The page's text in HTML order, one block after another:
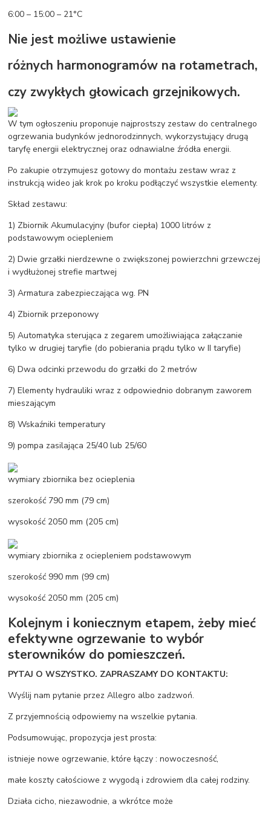
6:00 – 15:00 – 21°C
Nie jest możliwe ustawienie
różnych harmonogramów na rotametrach,
czy zwykłych głowicach grzejnikowych.
W tym ogłoszeniu proponuje najprostszy zestaw do centralnego
ogrzewania budynków jednorodzinnych, wykorzystujący drugą
taryfę energii elektrycznej oraz odnawialne źródła energii.
Po zakupie otrzymujesz gotowy do montażu zestaw wraz z
instrukcją wideo jak krok po kroku podłączyć wszystkie elementy.
Skład zestawu:
1) Zbiornik Akumulacyjny (bufor ciepła) 1000 litrów z
podstawowym ociepleniem
2) Dwie grzałki nierdzewne o zwiększonej powierzchni grzewczej
i wydłużonej strefie martwej
3) Armatura zabezpieczająca wg. PN
4) Zbiornik przeponowy
5) Automatyka sterująca z zegarem umożliwiająca załączanie
tylko w drugiej taryfie (do pobierania prądu tylko w II taryfie)
6) Dwa odcinki przewodu do grzałki do 2 metrów
7) Elementy hydrauliki wraz z odpowiednio dobranym zaworem
mieszającym
8) Wskaźniki temperatury
9) pompa zasilająca 25/40 lub 25/60
wymiary zbiornika bez ocieplenia
szerokość 790 mm (79 cm)
wysokość 2050 mm (205 cm)
wymiary zbiornika z ociepleniem podstawowym
szerokość 990 mm (99 cm)
wysokość 2050 mm (205 cm)
Kolejnym i koniecznym etapem, żeby mieć
efektywne ogrzewanie to wybór
sterowników do pomieszczeń.
PYTAJ O WSZYSTKO. ZAPRASZAMY DO KONTAKTU:
Wyślij nam pytanie przez Allegro albo zadzwoń.
Z przyjemnością odpowiemy na wszelkie pytania.
Podsumowując, propozycja jest prosta:
istnieje nowe ogrzewanie, które łączy : nowoczesność,
małe koszty całościowe z wygodą i zdrowiem dla całej rodziny.
Działa cicho, niezawodnie, a wkrótce może